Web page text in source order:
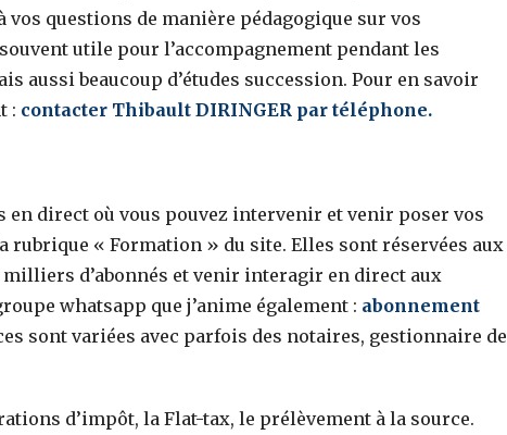
questions de manière pédagogique sur vos
utile pour l’accompagnement pendant les
aussi beaucoup d’études succession. Pour en savoir
: contacter Thibault DIRINGER par téléphone.
direct où vous pouvez intervenir et venir poser vos
rubrique « Formation » du site. Elles sont réservées aux
d’abonnés et venir interagir en direct aux
whatsapp que j’anime également : abonnement
sont variées avec parfois des notaires, gestionnaire de
d’impôt, la Flat-tax, le prélèvement à la source.